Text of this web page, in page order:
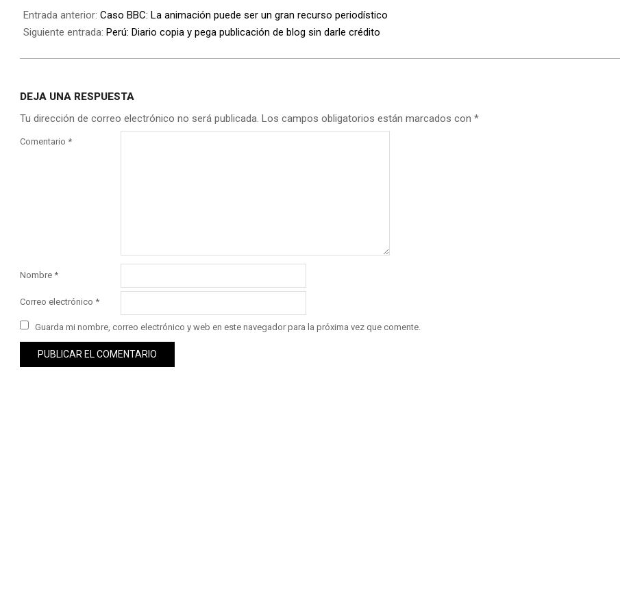
Entrada anterior: Caso BBC: La animación puede ser un gran recurso periodístico
Siguiente entrada: Perú: Diario copia y pega publicación de blog sin darle crédito
DEJA UNA RESPUESTA
Tu dirección de correo electrónico no será publicada. Los campos obligatorios están marcados con *
Comentario *
Nombre *
Correo electrónico *
Guarda mi nombre, correo electrónico y web en este navegador para la próxima vez que comente.